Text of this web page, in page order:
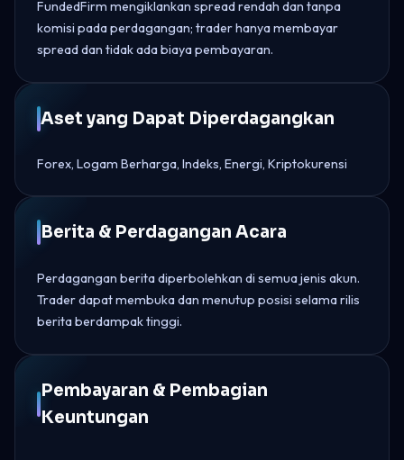
FundedFirm mengiklankan spread rendah dan tanpa
komisi pada perdagangan; trader hanya membayar
spread dan tidak ada biaya pembayaran.
Aset yang Dapat Diperdagangkan
Forex, Logam Berharga, Indeks, Energi, Kriptokurensi
Berita & Perdagangan Acara
Perdagangan berita diperbolehkan di semua jenis akun.
Trader dapat membuka dan menutup posisi selama rilis
berita berdampak tinggi.
Pembayaran & Pembagian
Keuntungan